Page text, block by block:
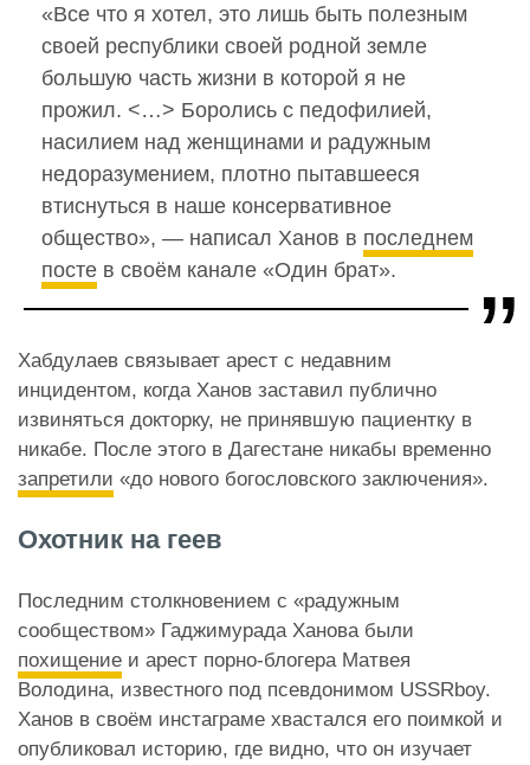
«Все что я хотел, это лишь быть полезным
своей республики своей родной земле
большую часть жизни в которой я не
прожил. <…> Боролись с педофилией,
насилием над женщинами и радужным
недоразумением, плотно пытавшееся
втиснуться в наше консервативное
общество», — написал Ханов в последнем
посте в своём канале «Один брат».
Хабдулаев связывает арест с недавним
инцидентом, когда Ханов заставил публично
извиняться докторку, не принявшую пациентку в
никабе. После этого в Дагестане никабы временно
запретили «до нового богословского заключения».
Охотник на геев
Последним столкновением с «радужным
сообществом» Гаджимурада Ханова были
похищение и арест порно-блогера Матвея
Володина, известного под псевдонимом USSRboy.
Ханов в своём инстаграме хвастался его поимкой и
опубликовал историю, где видно, что он изучает